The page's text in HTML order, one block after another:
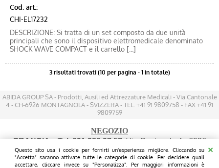
Questo sito usa i cookie per fornirti un'esperienza migliore. Cliccando su
"Accetta" saranno attivate tutte le categorie di cookie. Per decidere quali
accettare, cliccare invece su "Personalizza". Per maggiori informazioni è
Cod. art.:
CHI-EL17232
DESCRIZIONE: Si tratta di un set composto da due unità
principali che sono il dispositivo elettromedicale denominato
SHOCK WAVE COMPACT e il carrello [...]
3 risultati trovati (10 per pagina - 1 in totale)
ABIDA GROUP SA - Prodotti, Ausili ed Attrezzature Medicali - Via Cantonale
4 - CH-6926 MONTAGNOLA - SVIZZERA - TEL. +41 91 9809758 - FAX +41 91
9809759
NEGOZIO
GRANCIA - Tel. 091 980 97 57: Via Cantonale 4 - 6926
MONTAGNOLA - (200 mt prima dell'IKEA sul lato destro
FRONTE STRADA - Parcheggio gratuito davanti le vetrine)